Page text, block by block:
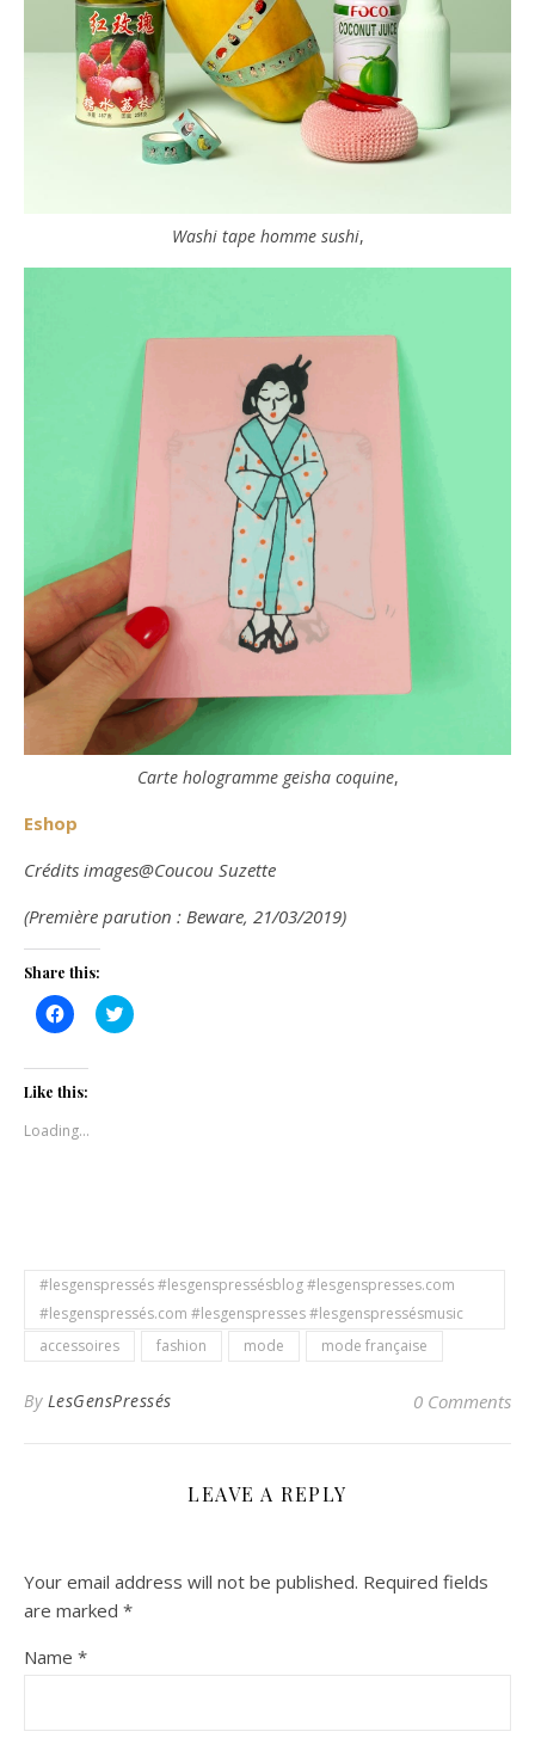
Washi tape homme sushi,
Carte hologramme geisha coquine,
Eshop
Crédits images@Coucou Suzette
(Première parution : Beware, 21/03/2019)
Share this:
Click
to
Facebook
(Opens
in
window)
Click
to
Like this:
Loading...
#lesgenspressés #lesgenspressésblog #lesgenspresses.com
#lesgenspressés.com #lesgenspresses #lesgenspressésmusic
accessoires
fashion mode mode française
By LesGensPressés 0 Comments
LEAVE A REPLY
Your email address will not be published. Required fields
are marked *
Name *